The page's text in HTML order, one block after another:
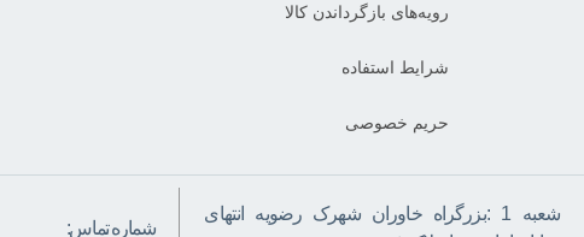
رویه‌های بازگرداندن کالا
شرایط استفاده
حریم خصوصی
شعبه 1 :بزرگراه خاوران شهرک رضویه انتهای
شماره تماس: